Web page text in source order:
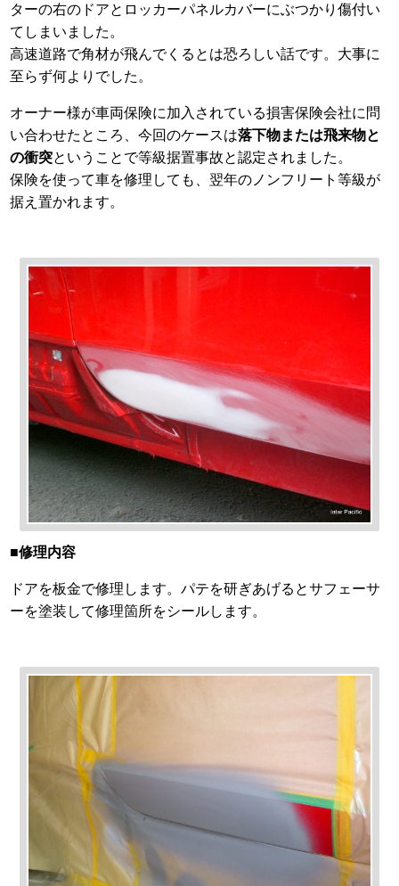
ターの右のドアとロッカーパネルカバーにぶつかり傷付い
てしまいました。
高速道路で角材が飛んでくるとは恐ろしい話です。大事に
至らず何よりでした。
オーナー様が車両保険に加入されている損害保険会社に問
い合わせたところ、今回のケースは落下物または飛来物と
の衝突ということで等級据置事故と認定されました。
保険を使って車を修理しても、翌年のノンフリート等級が
据え置かれます。
■修理内容
ドアを板金で修理します。パテを研ぎあげるとサフェーサ
ーを塗装して修理箇所をシールします。